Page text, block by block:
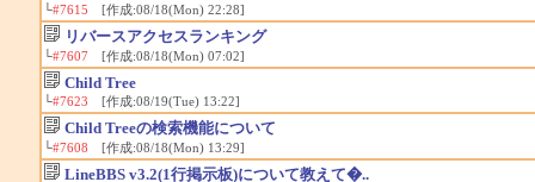
└#7615 [作成:08/18(Mon) 22:28]
リバースアクセスランキング
└#7607[作成:08/18(Mon) 07:02]
Child Tree
└#7623 [作成:08/19(Tue) 13:22]
Child Treeの検索機能について
└#7608 [作成:08/18(Mon) 13:29]
LineBBS v3.2(1行掲示板)について教えて�..